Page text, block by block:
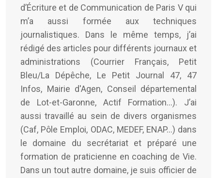
d’Écriture et de Communication de Paris V qui
m’a aussi formée aux techniques
journalistiques. Dans le même temps, j’ai
rédigé des articles pour différents journaux et
administrations (Courrier Français, Petit
Bleu/La Dépêche, Le Petit Journal 47, 47
Infos, Mairie d'Agen, Conseil départemental
de Lot-et-Garonne, Actif Formation...). J’ai
aussi travaillé au sein de divers organismes
(Caf, Pôle Emploi, ODAC, MEDEF, ENAP…) dans
le domaine du secrétariat et préparé une
formation de praticienne en coaching de Vie.
Dans un tout autre domaine, je suis officier de